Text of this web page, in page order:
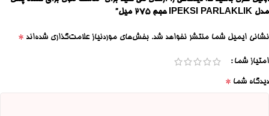
مدل IPEKSI PARLAKLIK حجم 275 میل”
نشانی ایمیل شما منتشر نخواهد شد. بخش‌های موردنیاز علامت‌گذاری شده‌اند *
امتیاز شما
دیدگاه شما *